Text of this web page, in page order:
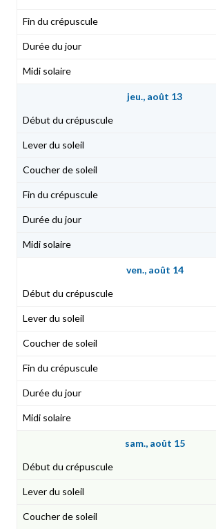
jeu., août 13
ven., août 14
sam., août 15